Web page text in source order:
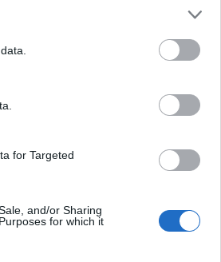
for Targeted
and/or Sharing
for which it
2026, 7:27 ΜΜ
ο νέος διοικητής
θα είναι
φιλοξένησε τον
Κοζάνης. Κληθείς να